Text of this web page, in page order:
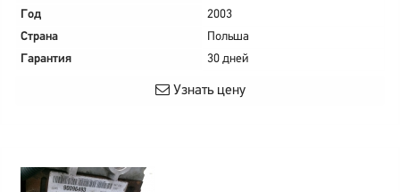
Год
2003
Страна
Польша
Гарантия
30 дней
Узнать цену